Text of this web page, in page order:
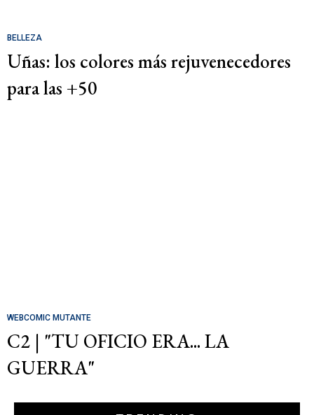
BELLEZA
Uñas: los colores más rejuvenecedores
para las +50
WEBCOMIC MUTANTE
C2 | "TU OFICIO ERA... LA
GUERRA"